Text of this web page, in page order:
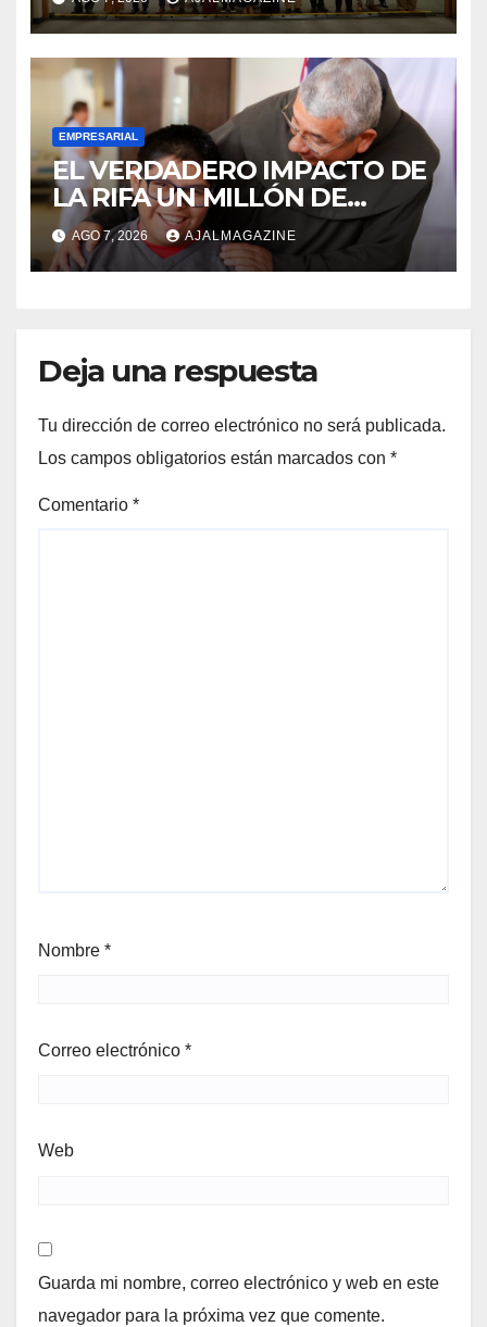
oportunidades de negocio
EMPRESARIAL
EL VERDADERO IMPACTO DE
LA RIFA UN MILLÓN DE
AMIGOS HOY POR TI,
MAÑANA POR MÍ
AGO 7, 2026 AJALMAGAZINE
Deja una respuesta
Tu dirección de correo electrónico no será publicada.
Los campos obligatorios están marcados con *
Comentario *
Nombre *
Correo electrónico *
Web
Guarda mi nombre, correo electrónico y web en este
navegador para la próxima vez que comente.